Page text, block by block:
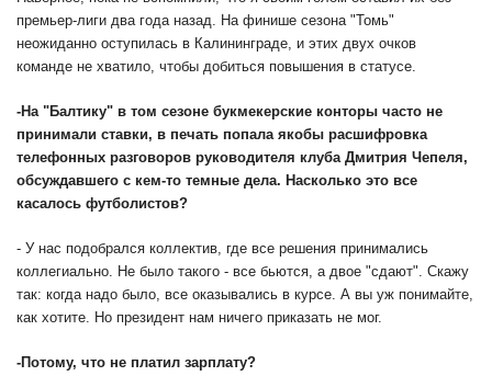
премьер-лиги два года назад. На финише сезона "Томь"
неожиданно оступилась в Калининграде, и этих двух очков
команде не хватило, чтобы добиться повышения в статусе.
-На "Балтику" в том сезоне букмекерские конторы часто не
принимали ставки, в печать попала якобы расшифровка
телефонных разговоров руководителя клуба Дмитрия Чепеля,
обсуждавшего с кем-то темные дела. Насколько это все
касалось футболистов?
- У нас подобрался коллектив, где все решения принимались
коллегиально. Не было такого - все бьются, а двое "сдают". Скажу
так: когда надо было, все оказывались в курсе. А вы уж понимайте,
как хотите. Но президент нам ничего приказать не мог.
-Потому, что не платил зарплату?